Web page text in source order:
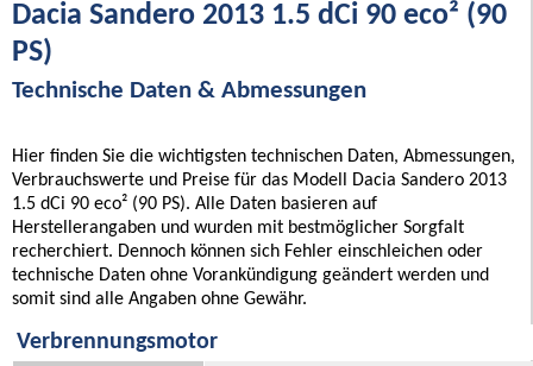
Dacia Sandero 2013 1.5 dCi 90 eco² (90
PS)
Technische Daten & Abmessungen
Hier finden Sie die wichtigsten technischen Daten, Abmessungen,
Verbrauchswerte und Preise für das Modell Dacia Sandero 2013
1.5 dCi 90 eco² (90 PS). Alle Daten basieren auf
Herstellerangaben und wurden mit bestmöglicher Sorgfalt
recherchiert. Dennoch können sich Fehler einschleichen oder
technische Daten ohne Vorankündigung geändert werden und
somit sind alle Angaben ohne Gewähr.
Verbrennungsmotor